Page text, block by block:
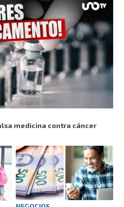
medicina contra cáncer